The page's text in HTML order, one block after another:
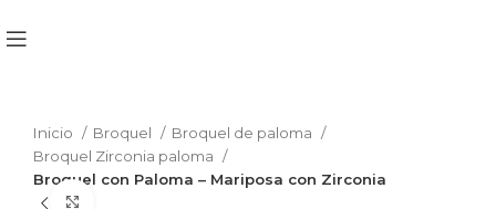
Inicio Broquel
Broquel de paloma
Broquel Zirconia paloma
Broquel con Paloma – Mariposa con Zirconia